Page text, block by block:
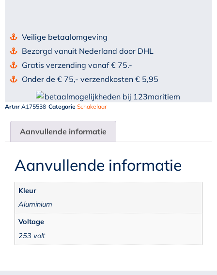
Veilige betaalomgeving
Bezorgd vanuit Nederland door DHL
Gratis verzending vanaf € 75.-
Onder de € 75,- verzendkosten € 5,95
Artnr A175538 Categorie Schakelaar
Aanvullende informatie
Aanvullende informatie
Kleur
Aluminium
Voltage
253 volt